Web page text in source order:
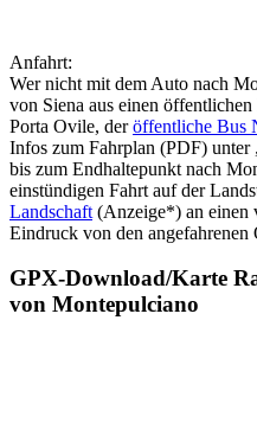
Anfahrt:
Wer nicht mit dem Auto nach
von Siena aus einen
Porta Ovile, deröffentliche Bus
Infos zum Fahrplan (PDF) unter
bis zum Endhaltepunkt nach
einstündigen Fahrt auf der
Landschaft (Anzeige*) an einen
Eindruck von den angefahrenen
GPX-Download/Karte
von Montepulciano